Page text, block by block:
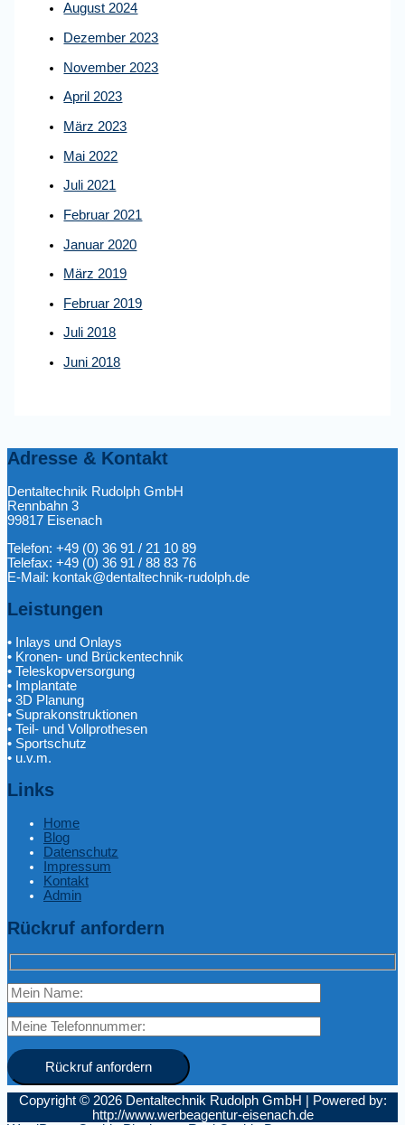
August 2024
Dezember 2023
November 2023
April 2023
März 2023
Mai 2022
Juli 2021
Februar 2021
Januar 2020
März 2019
Februar 2019
Juli 2018
Juni 2018
Adresse & Kontakt
Dentaltechnik Rudolph GmbH
Rennbahn 3
99817 Eisenach
Telefon: +49 (0) 36 91 / 21 10 89
Telefax: +49 (0) 36 91 / 88 83 76
E-Mail: kontak@dentaltechnik-rudolph.de
Leistungen
• Inlays und Onlays
• Kronen- und Brückentechnik
• Teleskopversorgung
• Implantate
• 3D Planung
• Suprakonstruktionen
• Teil- und Vollprothesen
• Sportschutz
• u.v.m.
Links
Home
Blog
Datenschutz
Impressum
Kontakt
Admin
Rückruf anfordern
Copyright © 2026 Dentaltechnik Rudolph GmbH | Powered by:
http://www.werbeagentur-eisenach.de